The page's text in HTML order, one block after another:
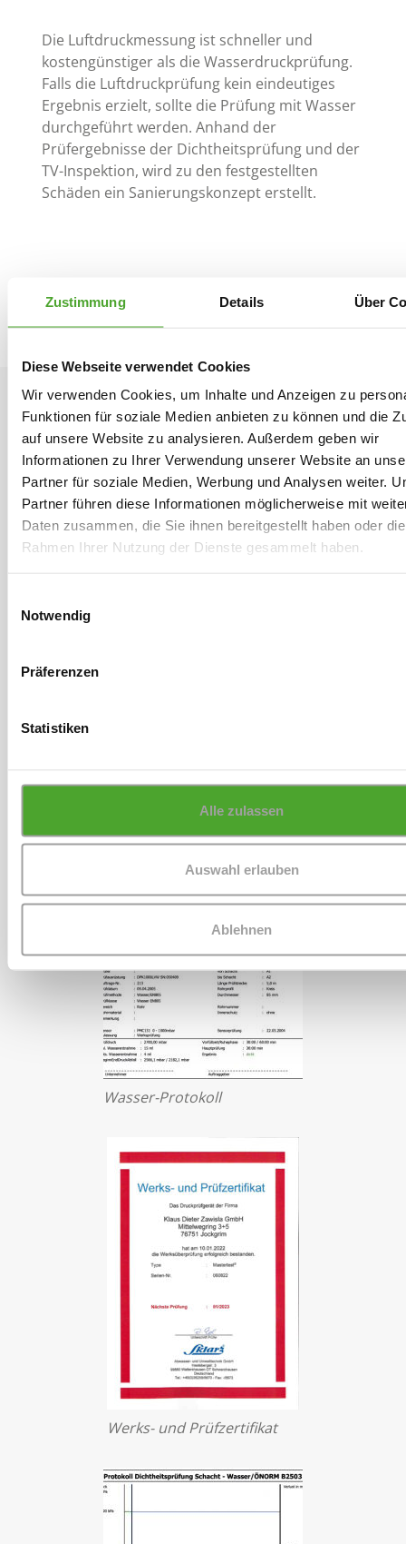
Zustimmung Details Über
Diese Webseite verwendet Cookies
Wir verwenden Cookies, um Inhalte und Anzeigen zu
Funktionen für soziale Medien anbieten zu können und die
auf unsere Website zu analysieren. Außerdem geben wir
Informationen zu Ihrer Verwendung unserer Website an
Partner für soziale Medien, Werbung und Analysen weiter.
Partner führen diese Informationen möglicherweise mit
Daten zusammen, die Sie ihnen bereitgestellt haben oder
Rahmen Ihrer Nutzung der Dienste gesammelt haben.
Notwendig
Präferenzen
Statistiken
Alle zulassen
Auswahl erlauben
Ablehnen
Die Luftdruckmessung ist schneller und
kostengünstiger als die Wasserdruckprüfung.
Falls die Luftdruckprüfung kein eindeutiges
Ergebnis erzielt, sollte die Prüfung mit Wasser
durchgeführt werden. Anhand der
Prüfergebnisse der Dichtheitsprüfung und der
TV-Inspektion, wird zu den festgestellten
Schäden ein Sanierungskonzept erstellt.
Wasser-Protokoll
Werks- und Prüfzertifikat